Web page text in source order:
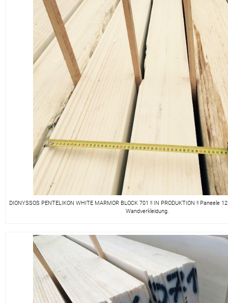
DIONYSSOS PENTELIKON WHITE MARMOR BLOCK 701 !! IN PRODUKTION !! Paneele
Wandverkleidung.